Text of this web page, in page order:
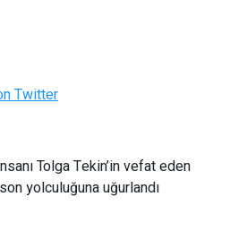
Twitter
Tolga Tekin’in vefat eden
yolculuğuna uğurlandı